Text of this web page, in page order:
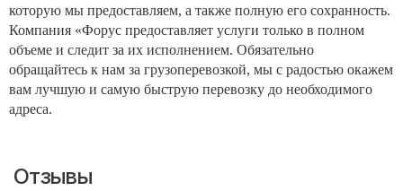
которую мы предоставляем, а также полную его сохранность.
Компания «Форус предоставляет услуги только в полном
объеме и следит за их исполнением. Обязательно
обращайтесь к нам за грузоперевозкой, мы с радостью окажем
вам лучшую и самую быструю перевозку до необходимого
адреса.
Отзывы